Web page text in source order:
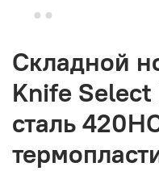
Складной
Knife Select
сталь